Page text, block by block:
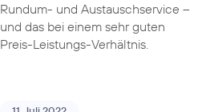
Rundum- und Austauschservice –
und das bei einem sehr guten
Preis-Leistungs-Verhältnis.